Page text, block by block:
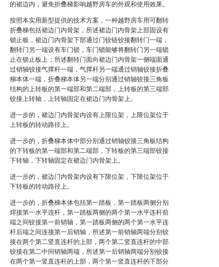
的裙边内，避免折叠梯影响越野房车的外观和使用效果。
按照本实用新型提供的技术方案，一种越野房车用可翻转
折叠梯包括裙边门内骨架，所述裙边门内骨架上部固设有
锁止板，裙边门内骨架下部通过门铰链铰接翻转门一端，
翻转门另一端设有车门锁，车门锁能够将翻转门另一端锁
止在锁止板上；所述翻转门面向裙边门内骨架一侧端面通
过销轴铰接气撑杆一端，气撑杆另一端通过销轴铰接折叠
梯本体一端，折叠梯本体另一端分别通过销轴铰接三角板
结构的上转板的第一端部和第二端部，上转板的第三端部
铰接上转轴，上转轴固定在裙边门内骨架上。
进一步的，裙边门内骨架内设有上限位架，上限位架位于
上转板的转动路径上。
进一步的，折叠梯本体中部分别通过销轴铰接三角板结构
的下转板的第一端部和第二端部，下转板的第三端部铰接
下转轴，下转轴固定在裙边门内骨架上。
进一步的，裙边门内骨架内设有下限位架，下限位架位于
下转板的转动路径上。
进一步的，折叠梯本体包括第一踏板，第一踏板两侧分别
焊接第一水平连杆，第一踏板两侧的两个第一水平连杆前
端之间铰接第一前销轴，第一踏板两侧的两个第一水平连
杆后端之间连接第一后销轴，所述第一前销轴两端分别铰
接在两个第二竖直连杆的上部，两个第二竖直连杆的中部
铰接在第二中间销轴两端，所述第一后销轴两端分别铰接
在两个第一竖直连杆的上部，两个第一竖直连杆的下部分